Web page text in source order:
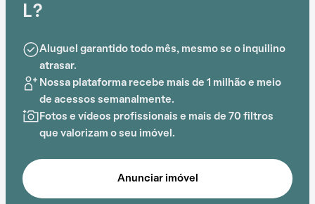
L?
Aluguel garantido todo mês, mesmo se o inquilino
atrasar.
Nossa plataforma recebe mais de 1 milhão e meio
de acessos semanalmente.
Fotos e vídeos profissionais e mais de 70 filtros
que valorizam o seu imóvel.
Anunciar imóvel